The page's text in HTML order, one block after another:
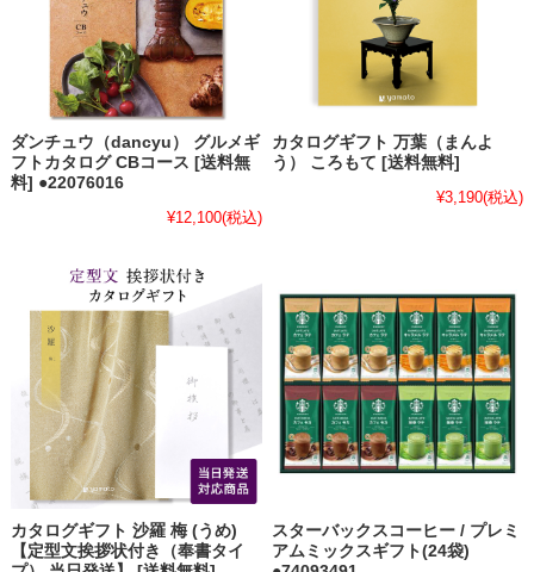
ダンチュウ（dancyu） グルメギ
フトカタログ CBコース [送料無
料] ●22076016
¥12,100(税込)
カタログギフト 万葉（まんよ
う） ころもて [送料無料]
¥3,190(税込)
カタログギフト 沙羅 梅 (うめ)
【定型文挨拶状付き（奉書タイ
スターバックスコーヒー / プレミ
アムミックスギフト(24袋)